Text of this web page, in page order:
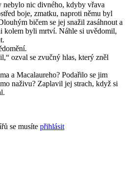
nic divného, kdyby vřava
boje, zmatku, naproti němu byl
bičem se jej snažil zasáhnout a
kolem byli mrtví. Náhle si uvědomil,
ozval se zvučný hlas, který zněl
a Macalaureho? Podařilo se jim
naživu? Zaplavil jej strach, když si
se musíte přihlásit